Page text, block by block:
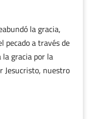
la gracia,
pecado a través de
gracia por la
Jesucristo, nuestro